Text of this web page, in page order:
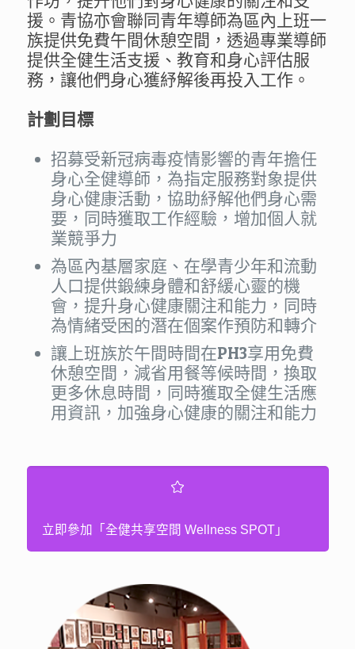
援。青協亦會聯同青年導師為區內上班一
族提供免費午間休憩空間，透過專業導師
提供全健生活支援、教育和身心評估服
務，讓他們身心獲紓解後再投入工作。
計劃目標
招募受新冠病毒疫情影響的青年擔任
身心全健導師，為指定服務對象提供
身心健康活動，協助紓解他們身心需
要，同時獲取工作經驗，增加個人就
業競爭力
為區內基層家庭、在學青少年和流動
人口提供鍛練身體和舒緩心靈的機
會，提升身心健康關注和能力，同時
為情緒受困的潛在個案作預防和轉介
讓上班族於午間時間在PH3享用免費
休憩空間，減省用餐等候時間，換取
更多休息時間，同時獲取全健生活應
用資訊，加強身心健康的關注和能力
立即參加「全健共享空間 Wellness SPOT」